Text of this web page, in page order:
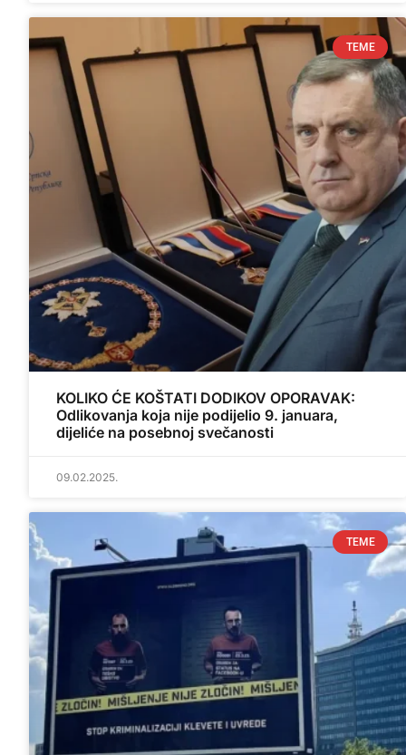
TEME
KOLIKO ĆE KOŠTATI DODIKOV OPORAVAK:
Odlikovanja koja nije podijelio 9. januara,
dijeliće na posebnoj svečanosti
09.02.2025.
TEME